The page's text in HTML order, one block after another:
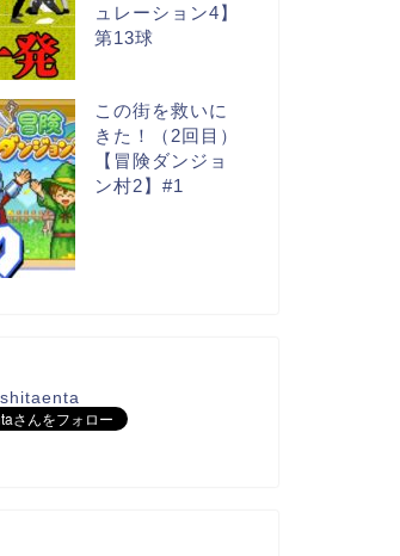
ュレーション4】
第13球
この街を救いに
きた！（2回目）
【冒険ダンジョ
ン村2】#1